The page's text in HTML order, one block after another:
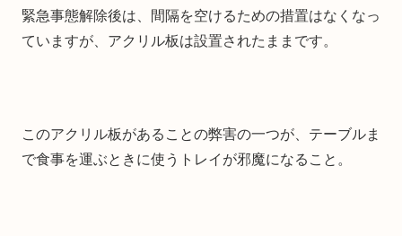
緊急事態解除後は、間隔を空けるための措置はなくなっ
ていますが、アクリル板は設置されたままです。
このアクリル板があることの弊害の一つが、テーブルま
で食事を運ぶときに使うトレイが邪魔になること。